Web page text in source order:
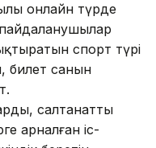
онлайн түрде
спорт түрі
билет санын
салтанатты
арналған іс-